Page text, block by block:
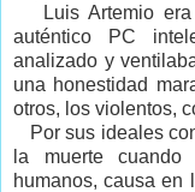
Luis Artemio era
auténtico PC
analizado y
una honestidad
otros, los violentos,
Por sus ideales
la muerte
humanos, causa en